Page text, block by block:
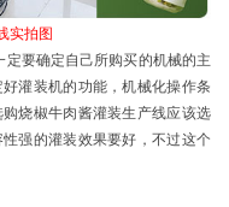
实拍图
要确定自己所购买的机械的主
灌装机的功能，机械化操作条
烧椒牛肉酱灌装生产线应该选
强的灌装效果要好，不过这个